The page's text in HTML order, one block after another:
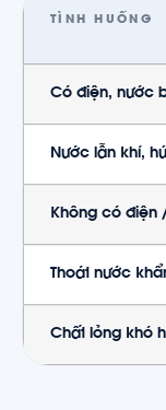
TÌNH HUỐNG
Có điện, nước
Nước lẫn khí,
Không có điện
Thoát nước
Chất lỏng khó